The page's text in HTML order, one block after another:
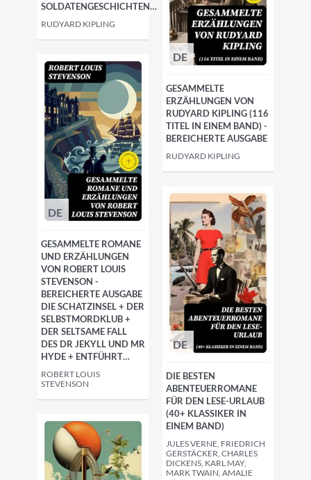
SOLDATENGESCHICHTEN…
RUDYARD KIPLING
DE
GESAMMELTE
ERZÄHLUNGEN VON
RUDYARD KIPLING (116
TITEL IN EINEM BAND) -
BEREICHERTE AUSGABE
RUDYARD KIPLING
DE
GESAMMELTE ROMANE
UND ERZÄHLUNGEN
VON ROBERT LOUIS
STEVENSON -
BEREICHERTE AUSGABE
DIE SCHATZINSEL + DER
SELBSTMORDKLUB +
DER SELTSAME FALL
DES DR JEKYLL UND MR
HYDE + ENTFÜHRT…
ROBERT LOUIS
STEVENSON
DE
DIE BESTEN
ABENTEUERROMANE
FÜR DEN LESE-URLAUB
(40+ KLASSIKER IN
EINEM BAND)
JULES VERNE, FRIEDRICH
GERSTÄCKER, CHARLES
DICKENS, KARL MAY,
MARK TWAIN, AMALIE